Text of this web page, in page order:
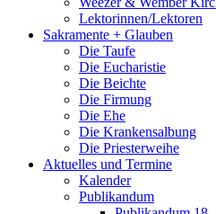
Lektorinnen/Lektoren
Sakramente + Glauben
Die Taufe
Die Eucharistie
Die Beichte
Die Firmung
Die Ehe
Die Krankensalbung
Die Priesterweihe
Aktuelles und Termine
Kalender
Publikandum